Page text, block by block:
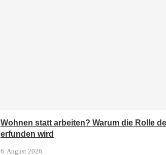
Wohnen statt arbeiten? Warum die Rolle
erfunden wird
6. August 2026